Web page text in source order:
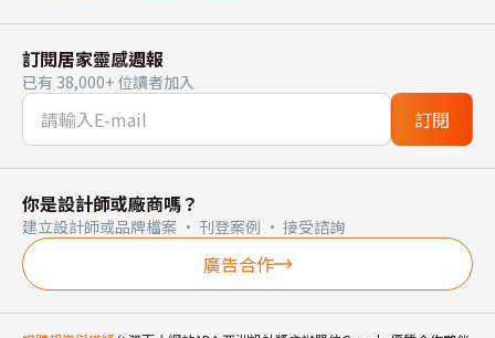
訂閱居家靈感週報
已有 38,000+ 位讀者加入
訂閱
你是設計師或廠商嗎？
建立設計師或品牌檔案 · 刊登案例 · 接受諮詢
廣告合作